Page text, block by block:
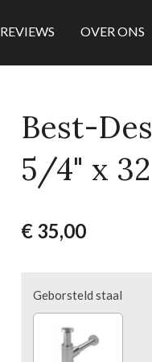
REVIEWS OVER ONS
Best-
5/4" x
€ 35,00
Geborsteld staal